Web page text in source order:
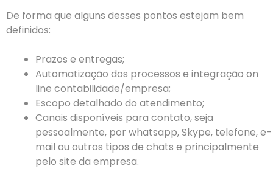
De forma que alguns desses pontos estejam bem
definidos:
Prazos e entregas;
Automatização dos processos e integração on
line contabilidade/empresa;
Escopo detalhado do atendimento;
Canais disponíveis para contato, seja
pessoalmente, por whatsapp, Skype, telefone, e-
mail ou outros tipos de chats e principalmente
pelo site da empresa.